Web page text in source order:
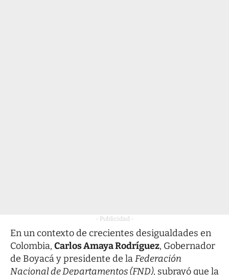
- Publicidad -
En un contexto de crecientes desigualdades en
Colombia, Carlos Amaya Rodríguez, Gobernador
de Boyacá y presidente de laFederación
Nacional de Departamentos (FND), subrayó que la